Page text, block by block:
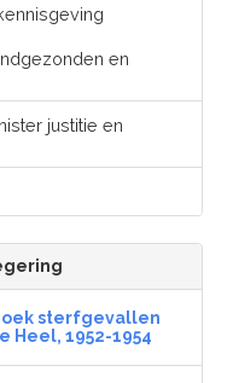
en
justitie en
sterfgevallen
Heel, 1952-1954